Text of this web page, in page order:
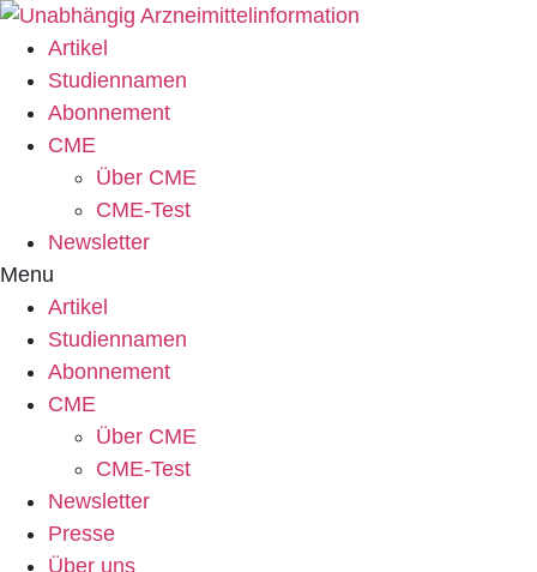
Zum
Inhalt
springen
Artikel
Studiennamen
Abonnement
CME
Über CME
CME-Test
Newsletter
Menu
Artikel
Studiennamen
Abonnement
CME
Über CME
CME-Test
Newsletter
Presse
Über uns